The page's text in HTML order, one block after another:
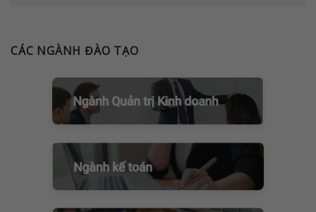
CÁC NGÀNH ĐÀO TẠO